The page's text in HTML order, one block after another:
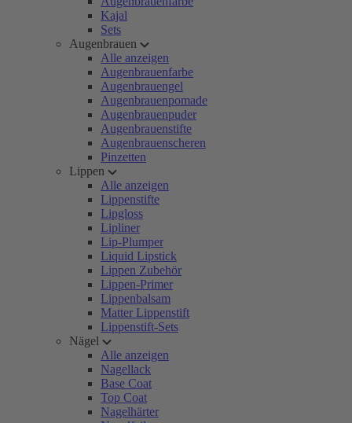
Kajal
Sets
Augenbrauen
Alle anzeigen
Augenbrauenfarbe
Augenbrauengel
Augenbrauenpomade
Augenbrauenpuder
Augenbrauenstifte
Augenbrauenscheren
Pinzetten
Lippen
Alle anzeigen
Lippenstifte
Lipgloss
Lipliner
Lip-Plumper
Liquid Lipstick
Lippen Zubehör
Lippen-Primer
Lippenbalsam
Matter Lippenstift
Lippenstift-Sets
Nägel
Alle anzeigen
Nagellack
Base Coat
Top Coat
Nagelhärter